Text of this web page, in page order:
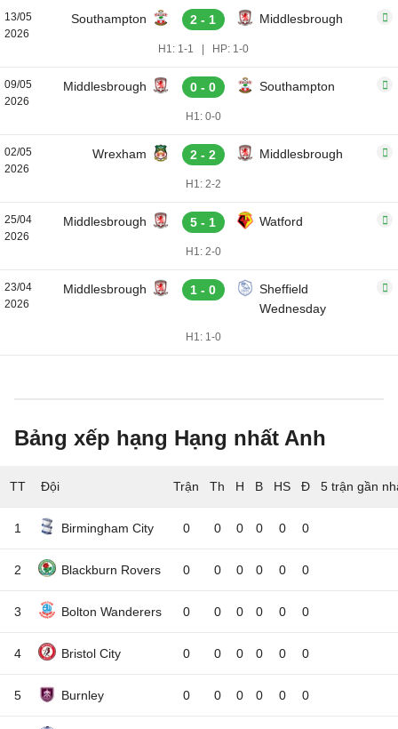
13/05
2026
Southampton 2 - 1 Middlesbrough
H1: 1-1 HP: 1-0
09/05
2026
Middlesbrough 0 - 0 Southampton
H1: 0-0
02/05
2026
Wrexham 2 - 2 Middlesbrough
H1: 2-2
25/04
2026
Middlesbrough 5 - 1 Watford
H1: 2-0
23/04
2026
Middlesbrough 1 - 0
Sheffield
Wednesday
H1: 1-0
Bảng xếp hạng Hạng nhất Anh
TT Đội 5 trận gần
1 Birmingham City 0 0 0 0 0 0
2 Blackburn Rovers 0 0 0 0 0 0
3 Bolton Wanderers 0 0 0 0 0 0
4 Bristol City 0 0 0 0 0 0
5 Burnley 0 0 0 0 0 0